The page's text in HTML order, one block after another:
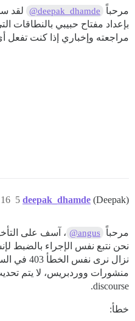
مرحباً @deepak_dhamde
لقد
بإعداد مفتاح حبيبي بالنطاقات
مراجعته وإخباري إذا كنت
deepak_dhamde (Deepak) 16 سبتمبر 2024، 9:20ص 5
مرحباً @angus ، آسف على
نزال نرى
منشورات ووردبريس، لا يتم
discourse.
خطأ: